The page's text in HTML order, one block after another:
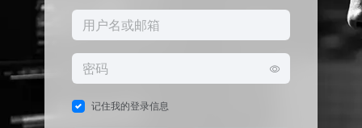
记住我的登录信息